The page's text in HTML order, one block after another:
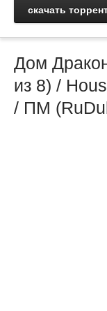
скачать
Дом
из 8) /
/ ПМ